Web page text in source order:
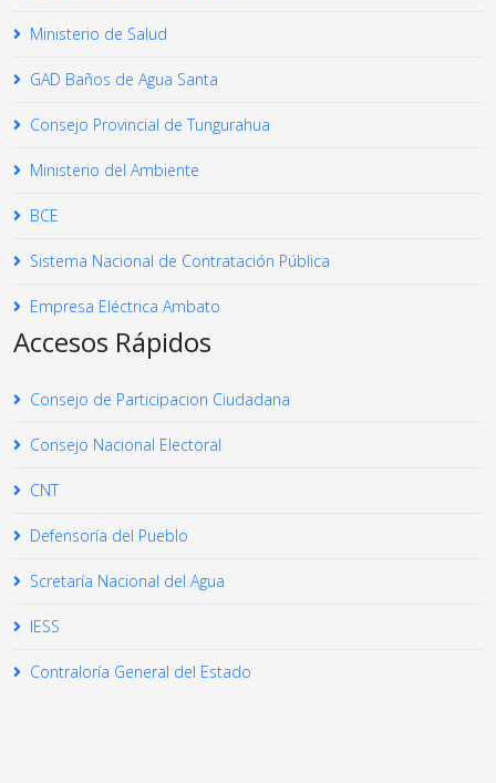
Ministerio de Salud
GAD Baños de Agua Santa
Consejo Provincial de Tungurahua
Ministerio del Ambiente
BCE
Sistema Nacional de Contratación Pública
Empresa Eléctrica Ambato
Accesos Rápidos
Consejo de Participacion Ciudadana
Consejo Nacional Electoral
CNT
Defensoría del Pueblo
Scretaría Nacional del Agua
IESS
Contraloría General del Estado